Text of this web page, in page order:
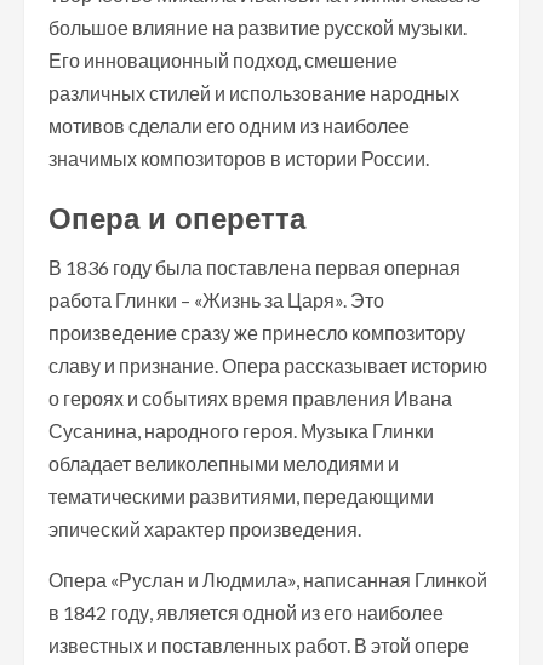
большое влияние на развитие русской музыки.
Его инновационный подход, смешение
различных стилей и использование народных
мотивов сделали его одним из наиболее
значимых композиторов в истории России.
Опера и оперетта
В 1836 году была поставлена первая оперная
работа Глинки – «Жизнь за Царя». Это
произведение сразу же принесло композитору
славу и признание. Опера рассказывает историю
о героях и событиях время правления Ивана
Сусанина, народного героя. Музыка Глинки
обладает великолепными мелодиями и
тематическими развитиями, передающими
эпический характер произведения.
Опера «Руслан и Людмила», написанная Глинкой
в 1842 году, является одной из его наиболее
известных и поставленных работ. В этой опере